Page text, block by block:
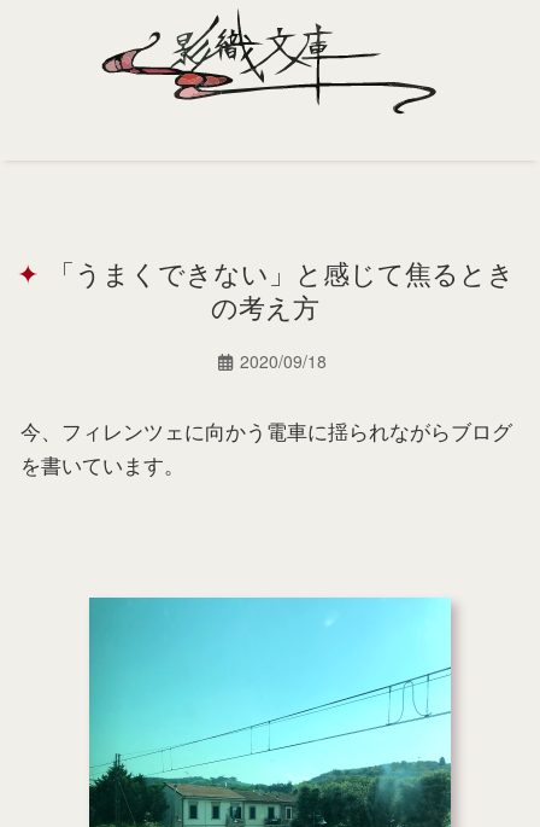
Portfolio
「うまくできない」と感じて焦るとき
の考え方
2020/09/18
今、フィレンツェに向かう電車に揺られながらブログ
を書いています。